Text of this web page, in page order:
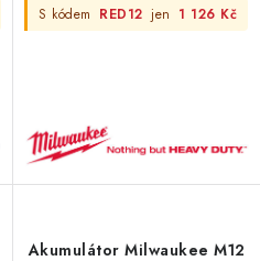
S kódem RED12 jen 1 126 Kč
Akumulátor Milwaukee M12